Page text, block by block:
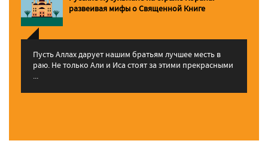
pазвеивая мифы о Священной Книге
Пусть Аллах дарует нашим братьям лучшее месть в
раю. Не только Али и Иса стоят за этими прекрасными
...